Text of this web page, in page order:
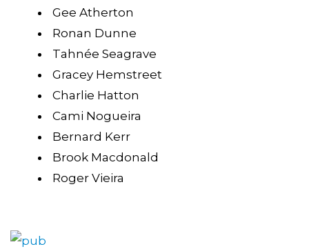
Gee Atherton
Ronan Dunne
Tahnée Seagrave
Gracey Hemstreet
Charlie Hatton
Cami Nogueira
Bernard Kerr
Brook Macdonald
Roger Vieira